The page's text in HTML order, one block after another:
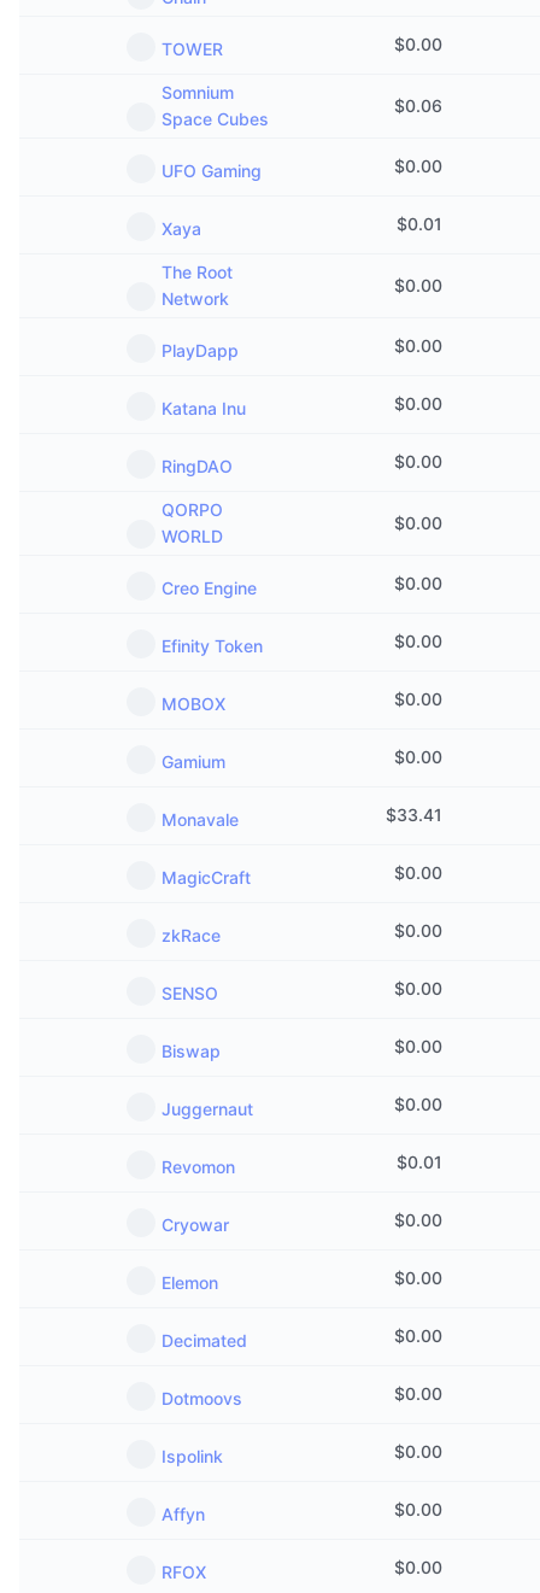
TOWER $0.00
Somnium
Space Cubes
$0.06
UFO Gaming $0.00
Xaya $0.01
The Root
Network
$0.00
PlayDapp $0.00
Katana Inu $0.00
RingDAO $0.00
QORPO
WORLD
$0.00
Creo Engine $0.00
Efinity Token $0.00
MOBOX $0.00
Gamium $0.00
Monavale $33.41
MagicCraft $0.00
zkRace $0.00
SENSO $0.00
Biswap $0.00
Juggernaut $0.00
Revomon $0.01
Cryowar $0.00
Elemon $0.00
Decimated $0.00
Dotmoovs $0.00
Ispolink $0.00
Affyn $0.00
RFOX $0.00